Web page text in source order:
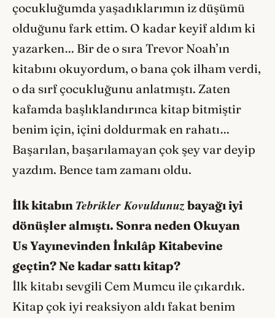
çocukluğumda yaşadıklarımın iz düşümü
olduğunu fark ettim. O kadar keyif aldım ki
yazarken… Bir de o sıra Trevor Noah’ın
kitabını okuyordum, o bana çok ilham verdi,
o da sırf çocukluğunu anlatmıştı. Zaten
kafamda başlıklandırınca kitap bitmiştir
benim için, içini doldurmak en rahatı…
Başarılan, başarılamayan çok şey var deyip
yazdım. Bence tam zamanı oldu.
İlk kitabın Tebrikler Kovuldunuz bayağı iyi
dönüşler almıştı. Sonra neden Okuyan
Us Yayınevinden İnkılâp Kitabevine
geçtin? Ne kadar sattı kitap?
İlk kitabı sevgili Cem Mumcu ile çıkardık.
Kitap çok iyi reaksiyon aldı fakat benim